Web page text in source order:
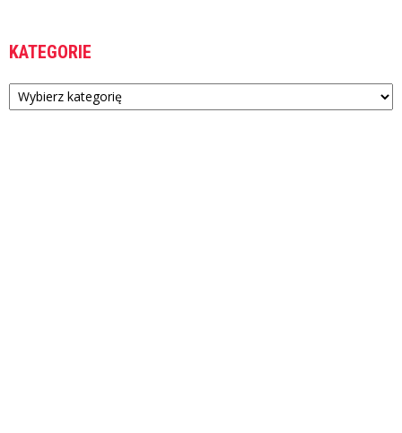
KATEGORIE
Kategorie